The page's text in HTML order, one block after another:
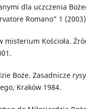
dla uczczenia
Romano” 1
misterium Kościoła.
Boże. Zasadnicze
Kraków 1984.